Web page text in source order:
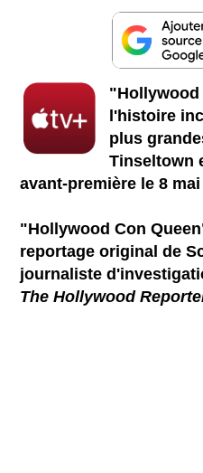
"Hollywood
l'histoire
plus
Tinseltown
avant-première le 8
"Hollywood Con
reportage original de
journaliste
The Hollywood